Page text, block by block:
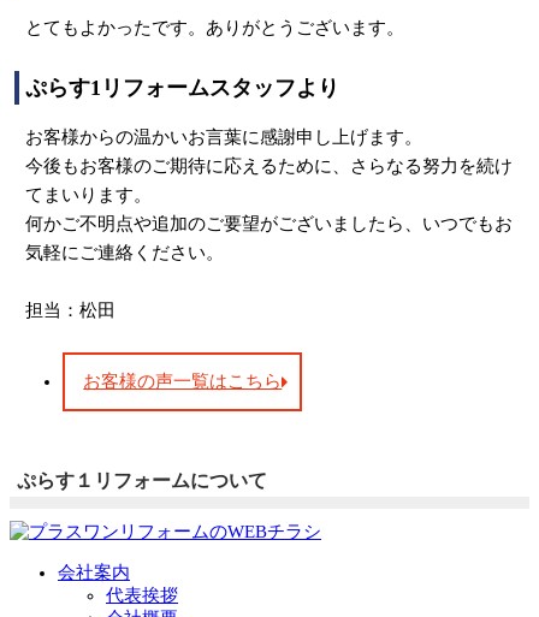
とてもよかったです。ありがとうございます。
ぷらす1リフォームスタッフより
お客様からの温かいお言葉に感謝申し上げます。
今後もお客様のご期待に応えるために、さらなる努力を続け
てまいります。
何かご不明点や追加のご要望がございましたら、いつでもお
気軽にご連絡ください。
担当：松田
お客様の声一覧はこちら
ぷらす１リフォームについて
会社案内
代表挨拶